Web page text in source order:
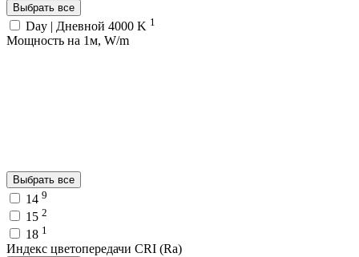
Выбрать все
Day | Дневной 4000 K 1
Мощность на 1м, W/m
Выбрать все
14 9
15 2
18 1
Индекс цветопередачи CRI (Ra)